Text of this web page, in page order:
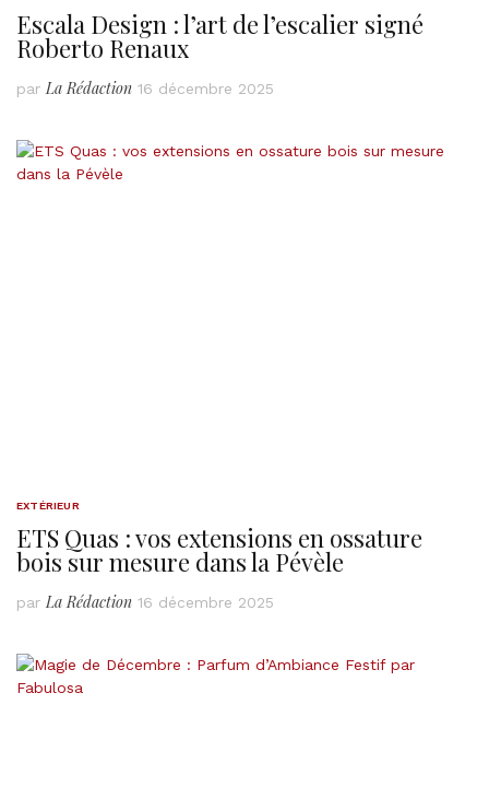
Escala Design : l’art de l’escalier signé
Roberto Renaux
par La Rédaction 16 décembre 2025
EXTÉRIEUR
ETS Quas : vos extensions en ossature
bois sur mesure dans la Pévèle
par La Rédaction 16 décembre 2025